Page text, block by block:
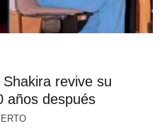
revive su
años después